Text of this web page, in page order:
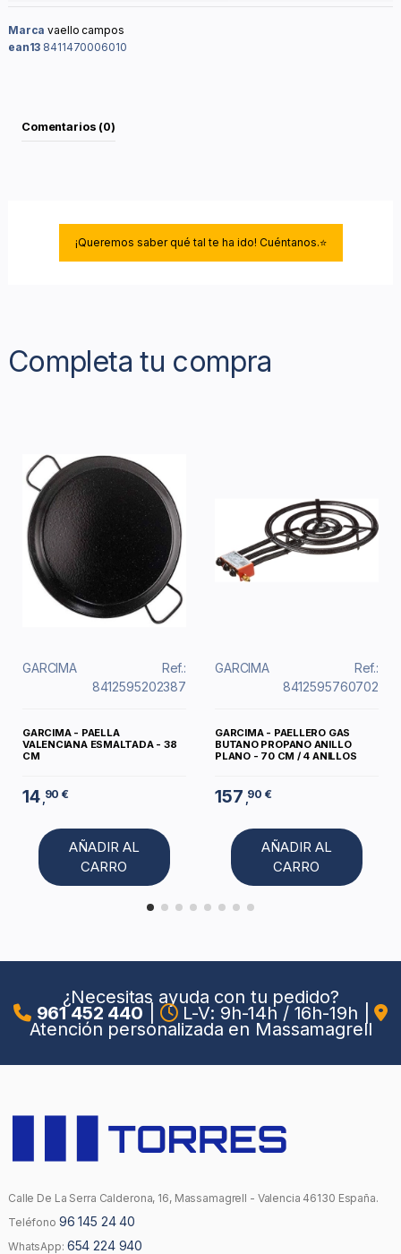
Marca vaello campos
ean13 8411470006010
Comentarios (0)
¡Queremos saber qué tal te ha ido! Cuéntanos.⭐
Completa tu compra
GARCIMA
Ref.:
8412595202387
GARCIMA - PAELLA
VALENCIANA ESMALTADA - 38
CM
14 90 €
AÑADIR AL
CARRO
GARCIMA
Ref.:
8412595760702
GARCIMA - PAELLERO GAS
BUTANO PROPANO ANILLO
PLANO - 70 CM / 4 ANILLOS
157 ,90 €
AÑADIR AL
CARRO
¿Necesitas ayuda con tu pedido?
961 452 440 L-V: 9h-14h / 16h-19h
Atención personalizada en Massamagrell
Calle De La Serra Calderona, 16, Massamagrell - Valencia 46130 España.
Teléfono 96 145 24 40
WhatsApp: 654 224 940